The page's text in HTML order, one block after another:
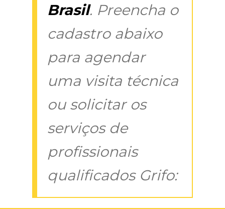
Brasil. Preencha o
cadastro abaixo
para agendar
uma visita técnica
ou solicitar os
serviços de
profissionais
qualificados Grifo: